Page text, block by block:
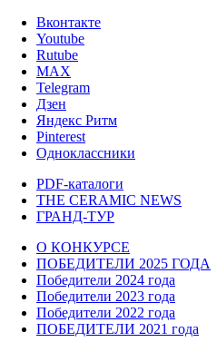
Вконтакте
Youtube
Rutube
MAX
Telegram
Дзен
Яндекс Ритм
Pinterest
Одноклассники
PDF-каталоги
THE CERAMIC NEWS
ГРАНД-ТУР
О КОНКУРСЕ
ПОБЕДИТЕЛИ 2025 ГОДА
Победители 2024 года
Победители 2023 года
Победители 2022 года
ПОБЕДИТЕЛИ 2021 года